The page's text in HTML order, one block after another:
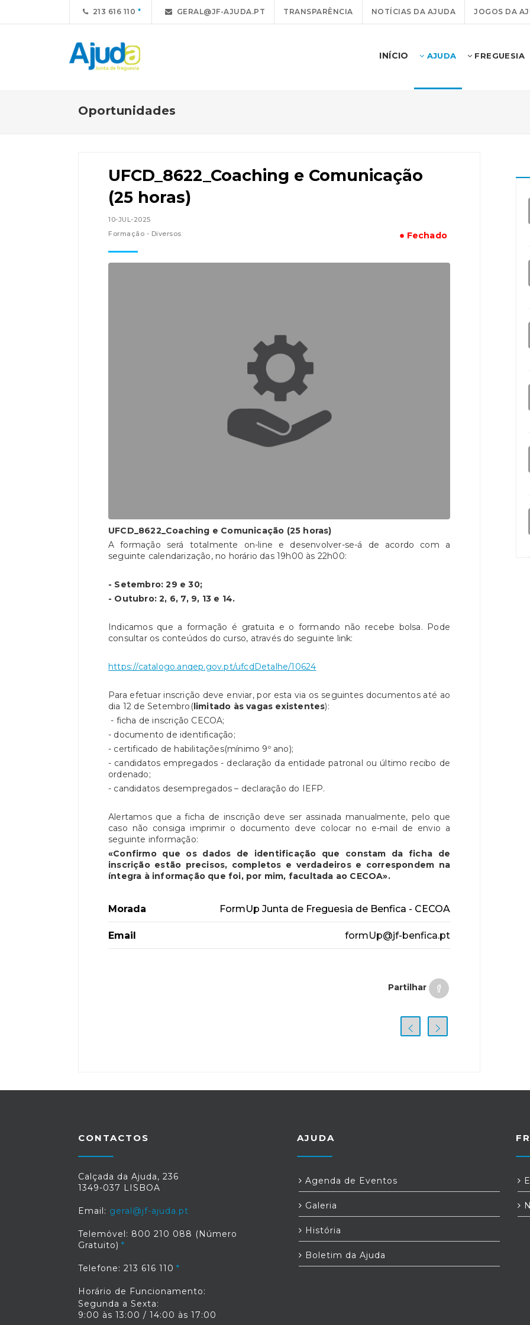
213 616 110 GERAL@JF-AJUDA.PT TRANSPARÊNCIA NOTÍCIAS DA AJUDA JOGOS DA
INÍCIO AJUDA FREGUESIA
Oportunidades
UFCD_8622_Coaching e Comunicação
(25 horas)
10-JUL-2025
Formação - Diversos
● Fechado
UFCD_8622_Coaching e Comunicação (25 horas)
A formação será totalmente on-line e desenvolver-se-á de acordo com a
seguinte calendarização, no horário das 19h00 às 22h00:
- Setembro: 29 e 30;
- Outubro: 2, 6, 7, 9, 13 e 14.
Indicamos que a formação é gratuita e o formando não recebe bolsa. Pode
consultar os conteúdos do curso, através do seguinte link:
https://catalogo.anqep.gov.pt/ufcdDetalhe/10624
Para efetuar inscrição deve enviar, por esta via os seguintes documentos até ao
dia 12 de Setembro(limitado às vagas existentes):
- ficha de inscrição CECOA;
- documento de identificação;
- certificado de habilitações(mínimo 9º ano);
- candidatos empregados - declaração da entidade patronal ou último recibo de
ordenado;
- candidatos desempregados – declaração do IEFP.
Alertamos que a ficha de inscrição deve ser assinada manualmente, pelo que
caso não consiga imprimir o documento deve colocar no e-mail de envio a
seguinte informação:
«Confirmo que os dados de identificação que constam da ficha de
inscrição estão precisos, completos e verdadeiros e correspondem na
íntegra à informação que foi, por mim, facultada ao CECOA».
Morada FormUp Junta de Freguesia de Benfica - CECOA
Email formUp@jf-benfica.pt
Partilhar
CONTACTOS
Calçada da Ajuda, 236
1349-037 LISBOA
Email: geral@jf-ajuda.pt
Telemóvel: 800 210 088 (Número
Gratuito)
Telefone: 213 616 110
Horário de Funcionamento:
Segunda a Sexta:
9:00 às 13:00 / 14:00 às 17:00
AJUDA
Agenda de Eventos
Galeria
História
Boletim da Ajuda